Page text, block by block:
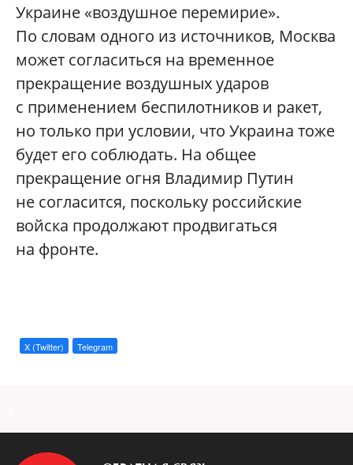
Украине «воздушное перемирие».
По словам одного из источников, Москва
может согласиться на временное
прекращение воздушных ударов
с применением беспилотников и ракет,
но только при условии, что Украина тоже
будет его соблюдать. На общее
прекращение огня Владимир Путин
не согласится, поскольку российские
войска продолжают продвигаться
на фронте.
X (Twitter) Telegram